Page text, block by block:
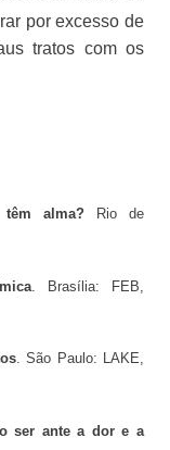
por excesso de
tratos com os
têm alma? Rio de
.
Brasília: FEB,
. São Paulo: LAKE,
ser ante a dor e a